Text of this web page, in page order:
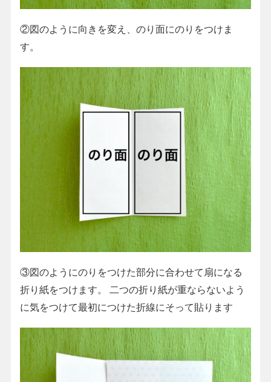
②図のように向きを変え、のり面にのりをつけま
す。
③図のようにのりをつけた部分に合わせて扇になる
折り紙をつけます。 二つの折り紙が重ならないよう
に気をつけて最初につけた折線にそって貼ります